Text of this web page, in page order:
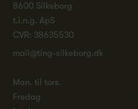
8600 Silkeborg
t.i.n.g. ApS
CVR: 38635530
mail@ting-silkeborg.dk
Man. til tors.
Fredag